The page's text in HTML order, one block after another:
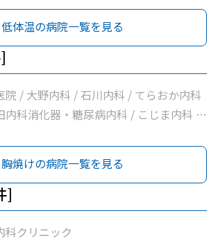
病院
低体温の病院一覧を見る
院 / 大野内科 / 石川内科 / てらおか内科
内科消化器・糖尿病内科 / こじま内科 /
病院
胸焼けの病院一覧を見る
]
科クリニック